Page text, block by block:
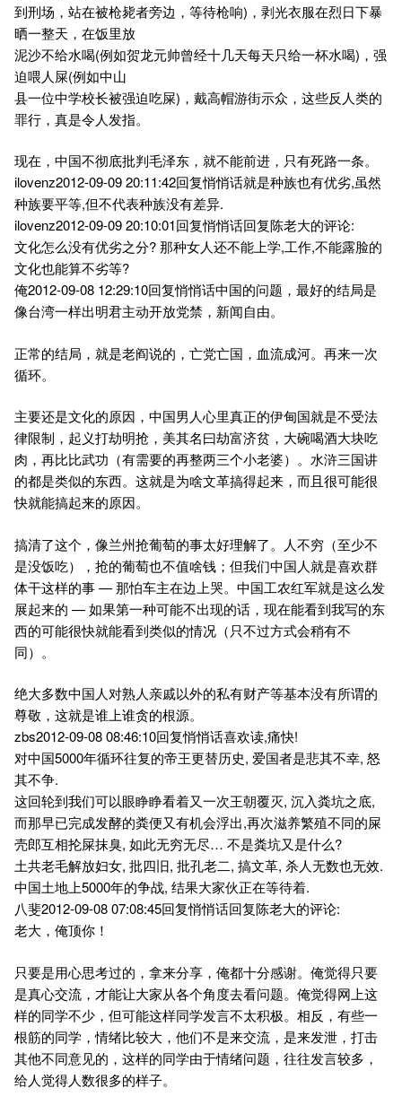
到刑场，站在被枪毙者旁边，等待枪响)，剥光衣服在烈日下暴
晒一整天，在饭里放
泥沙不给水喝(例如贺龙元帅曾经十几天每天只给一杯水喝)，强
迫喂人屎(例如中山
县一位中学校长被强迫吃屎)，戴高帽游街示众，这些反人类的
罪行，真是令人发指。
现在，中国不彻底批判毛泽东，就不能前进，只有死路一条。
ilovenz2012-09-09 20:11:42回复悄悄话就是种族也有优劣,虽然
种族要平等,但不代表种族没有差异.
ilovenz2012-09-09 20:10:01回复悄悄话回复陈老大的评论:
文化怎么没有优劣之分? 那种女人还不能上学,工作,不能露脸的
文化也能算不劣等?
俺2012-09-08 12:29:10回复悄悄话中国的问题，最好的结局是
像台湾一样出明君主动开放党禁，新闻自由。
正常的结局，就是老阎说的，亡党亡国，血流成河。再来一次
循环。
主要还是文化的原因，中国男人心里真正的伊甸国就是不受法
律限制，起义打劫明抢，美其名曰劫富济贫，大碗喝酒大块吃
肉，再比比武功（有需要的再整两三个小老婆）。水浒三国讲
的都是类似的东西。这就是为啥文革搞得起来，而且很可能很
快就能搞起来的原因。
搞清了这个，像兰州抢葡萄的事太好理解了。人不穷（至少不
是没饭吃），抢的葡萄也不值啥钱；但我们中国人就是喜欢群
体干这样的事 — 那怕车主在边上哭。中国工农红军就是这么发
展起来的 — 如果第一种可能不出现的话，现在能看到我写的东
西的可能很快就能看到类似的情况（只不过方式会稍有不
同）。
绝大多数中国人对熟人亲戚以外的私有财产等基本没有所谓的
尊敬，这就是谁上谁贪的根源。
zbs2012-09-08 08:46:10回复悄悄话喜欢读,痛快!
对中国5000年循环往复的帝王更替历史, 爱国者是悲其不幸, 怒
其不争.
这回轮到我们可以眼睁睁看着又一次王朝覆灭, 沉入粪坑之底,
而那早已完成发酵的粪便又有机会浮出,再次滋养繁殖不同的屎
壳郎互相抡屎抹臭, 如此无穷无尽… 不是粪坑又是什么?
土共老毛解放妇女, 批四旧, 批孔老二, 搞文革, 杀人无数也无效.
中国土地上5000年的争战, 结果大家伙正在等待着.
八斐2012-09-08 07:08:45回复悄悄话回复陈老大的评论:
老大，俺顶你！
只要是用心思考过的，拿来分享，俺都十分感谢。俺觉得只要
是真心交流，才能让大家从各个角度去看问题。俺觉得网上这
样的同学不少，但可能这样同学发言不太积极。相反，有些一
根筋的同学，情绪比较大，他们不是来交流，是来发泄，打击
其他不同意见的，这样的同学由于情绪问题，往往发言较多，
给人觉得人数很多的样子。